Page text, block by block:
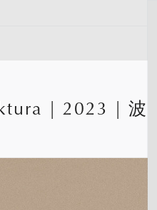
| 2023 | 波黑